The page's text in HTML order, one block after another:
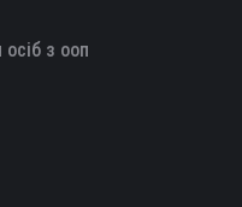
з ооп